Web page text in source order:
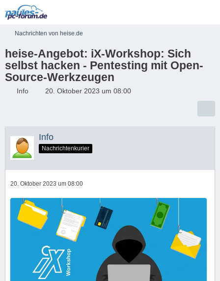
Nachrichten von heise.de
heise-Angebot: iX-Workshop: Sich
selbst hacken - Pentesting mit Open-
Source-Werkzeugen
Info 20. Oktober 2023 um 08:00
Info
Nachrichtenkurier
20. Oktober 2023 um 08:00